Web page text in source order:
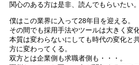
関心のある方は是非、読んでもらいたい。
僕はこの業界に入って28年目を迎える。
その間でも採用手法やツールは大きく変
本質は変わらないにしても時代の変化と
方に変わってくる。
双方とは企業側も求職者側も・・・。